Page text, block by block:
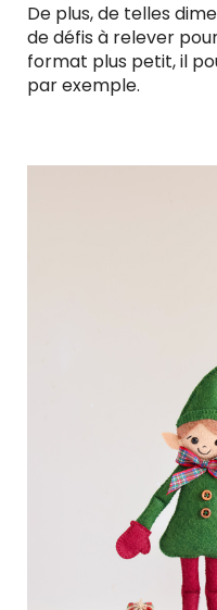
De plus, de telles
de défis à relever
format plus petit, il
par exemple.